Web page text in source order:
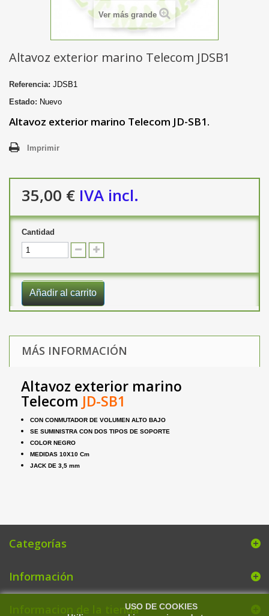
Ver más grande
Altavoz exterior marino Telecom JDSB1
Referencia: JDSB1
Estado: Nuevo
Altavoz exterior marino Telecom JD-SB1.
Imprimir
35,00 € IVA incl.
Cantidad
Añadir al carrito
MÁS INFORMACIÓN
Altavoz exterior marino
Telecom JD-SB1
CON CONMUTADOR DE VOLUMEN ALTO BAJO
SE SUMINISTRA CON DOS TIPOS DE SOPORTE
COLOR NEGRO
MEDIDAS 10X10 Cm
JACK DE 3,5 mm
Categorías
Información
Informacion de la tiendaUSO DE COOKIES